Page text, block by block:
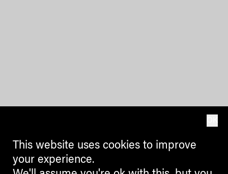
This website uses cookies to improve
your experience.